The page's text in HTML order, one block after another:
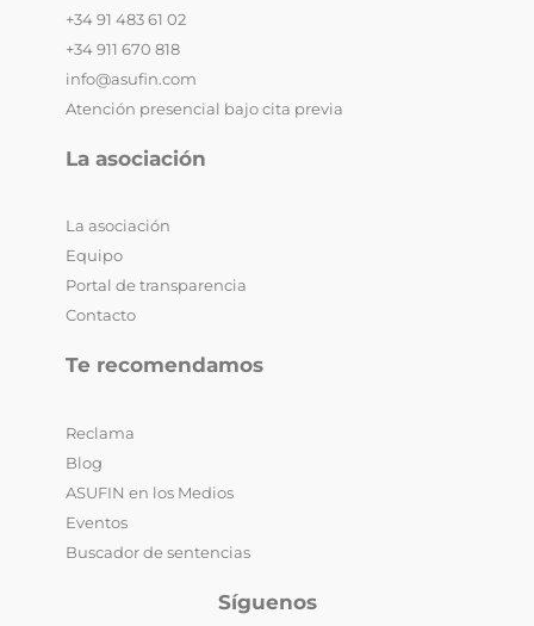
+34 91 483 61 02
+34 911 670 818
info@asufin.com
Atención presencial bajo cita previa
La asociación
La asociación
Equipo
Portal de transparencia
Contacto
Te recomendamos
Reclama
Blog
ASUFIN en los Medios
Eventos
Buscador de sentencias
Síguenos